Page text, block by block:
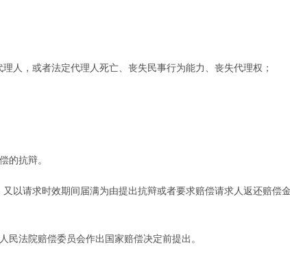
，或者法定代理人死亡、丧失民事行为能力、丧失代理权；
抗辩。
请求时效期间届满为由提出抗辩或者要求赔偿请求人返还赔偿金
法院赔偿委员会作出国家赔偿决定前提出。